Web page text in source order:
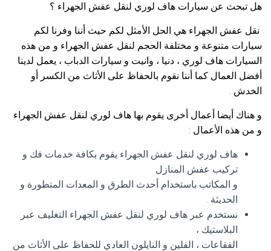
هل تبحث عن سيارات هاف لوري لنقل عفش الجهراء ؟
نقل عفش الجهراء هي الحل الأمثل لكم حيث أننا وفرنا لكم
سيارات متنوعة و مختلفة الحجم لنقل عفش الجهراء و من هذه
السيارات هاف لوري ، دنيا ، وانيت و سيارات الدباب ، يعمل لدينا
أفضل العمال كما أننا نقوم بالحفاظ على الأثاث من الكسر أو
الخدش .
و هناك أيضا أعمال أخرى يقوم بها هاف لوري لنقل عفش الجهراء
و من هذه الأعمال :
هاف لوري لنقل عفش الجهراء يقوم بكافة خدمات فك و
تركيب عفش المنازل
و المكاتب باستخدام أحدث الطرق و المعدات المتطورة و
الحديثة .
نستخدم عبر هاف لوري لنقل عفش الجهراء التغليف عبر
البلاستيك ،
الفقاعات ، الفلين و النايلون العادي للحفاظ على الأثاث من